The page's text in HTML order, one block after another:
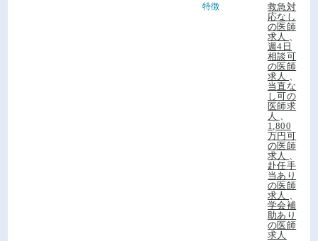
特徴
救急対
応なし
の医師
求人
週4日
相談可
の医師
求人
当直な
し可の
医師求
人
1,800
万円可
の医師
求人
赴任手
当あり
の医師
求人
学会補
助あり
の医師
求人